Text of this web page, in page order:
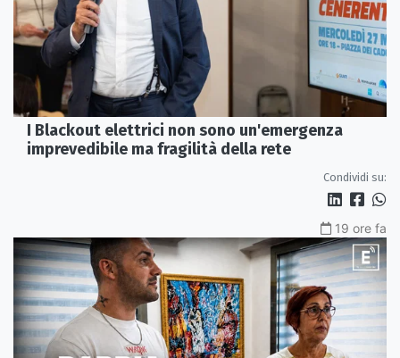
I Blackout elettrici non sono un'emergenza
imprevedibile ma fragilità della rete
Condividi su:
19 ore fa